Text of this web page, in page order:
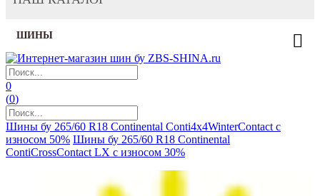
ШИНЫ
0
(0)
Шины бу 265/60 R18 Continental Conti4х4WinterContact с
износом 50% Шины бу 265/60 R18 Continental
ContiCrossContact LX с износом 30%